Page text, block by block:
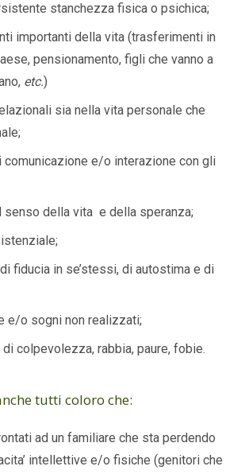
stanchezza fisica o psichica;
importanti della vita (trasferimenti in
pensionamento, figli che vanno a
etc.)
sia nella vita personale che
comunicazione e/o interazione con gli
senso della vita e della speranza;
fiducia in se’stessi, di autostima e di
e/o sogni non realizzati;
colpevolezza, rabbia, paure, fobie.
tutti coloro che:
ad un familiare che sta perdendo
intellettive e/o fisiche (genitori che